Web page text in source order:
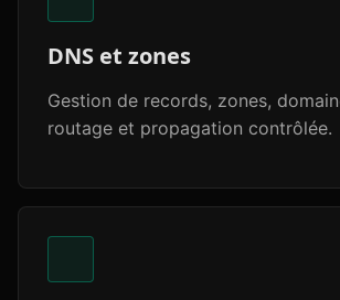
DNS et zones
Gestion de records, zones,
routage et propagation contrôlée.